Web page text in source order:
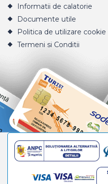
Informatii de calatorie
Documente utile
Politica de utilizare cookie
Termeni si Conditii